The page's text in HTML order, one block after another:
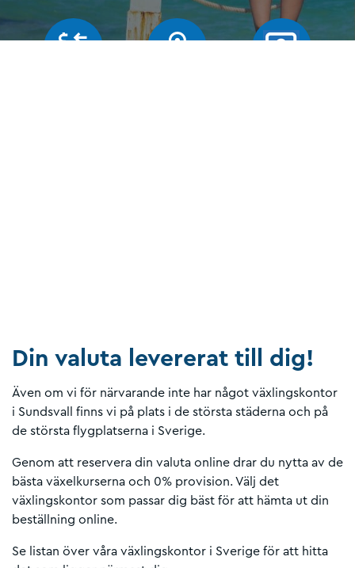
Din valuta levererat till dig!
Även om vi för närvarande inte har något växlingskontor
i Sundsvall finns vi på plats i de största städerna och på
de största flygplatserna i Sverige.
Genom att reservera din valuta online drar du nytta av de
bästa växelkurserna och 0% provision. Välj det
växlingskontor som passar dig bäst för att hämta ut din
beställning online.
Se listan över våra växlingskontor i Sverige för att hitta